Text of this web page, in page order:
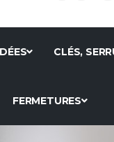
CLÉS,
FERMETURES